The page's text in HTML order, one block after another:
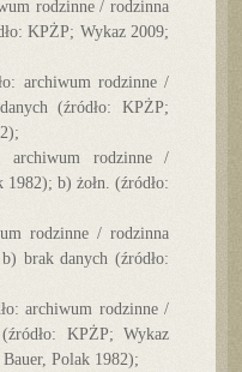
rodzinne / rodzinna
KPŻP; Wykaz 2009;
archiwum rodzinne /
(źródło: KPŻP;
rodzinne /
b) żołn. (źródło:
rodzinne / rodzinna
brak danych (źródło:
archiwum rodzinne /
KPŻP; Wykaz
Polak 1982);